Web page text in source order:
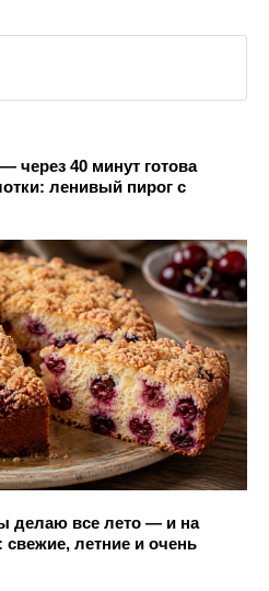
через 40 минут готова
ленивый пирог с
делаю все лето — и на
свежие, летние и очень